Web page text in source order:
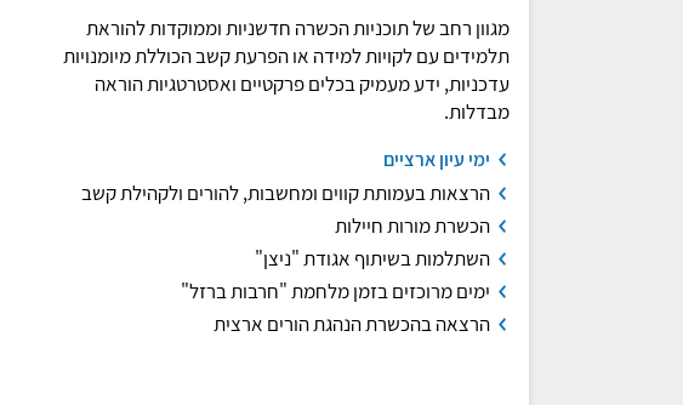
מגוון רחב של תוכניות הכשרה חדשניות וממוקדות להוראת
תלמידים עם לקויות למידה או הפרעת קשב הכוללת מיומנויות
עדכניות, ידע מעמיק בכלים פרקטיים ואסטרטגיות הוראה
מבדלות.
ימי עיון ארציים
הרצאות בעמותת קווים ומחשבות, להורים ולקהילת קשב
הכשרת מורות חיילות
השתלמות בשיתוף אגודת "ניצן"
ימים מרוכזים בזמן מלחמת "חרבות ברזל"
הרצאה בהכשרת הנהגת הורים ארצית